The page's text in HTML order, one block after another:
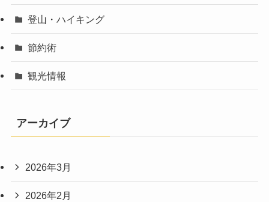
登山・ハイキング
節約術
観光情報
アーカイブ
2026年3月
2026年2月